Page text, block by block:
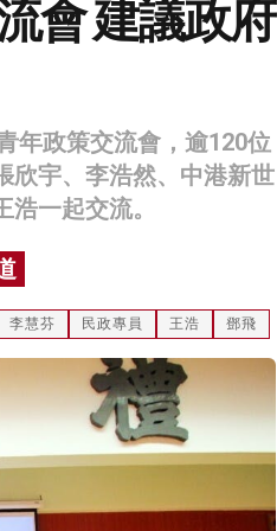
會 建議政府
年政策交流會，逾120位
欣宇、李浩然、中港新世
一起交流。
李慧芬 民政專員 王浩 鄧飛